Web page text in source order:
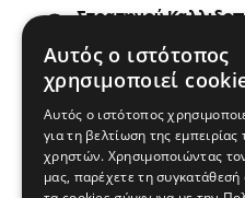
Στρατηγού
Αυτός ο ιστότοπος
χρησιμοποιεί
Αυτός ο ιστότοπος
για τη βελτίωση της εμπειρίας
χρηστών. Χρησιμοποιώντας
μας, παρέχετε τη συγκατάθεσή